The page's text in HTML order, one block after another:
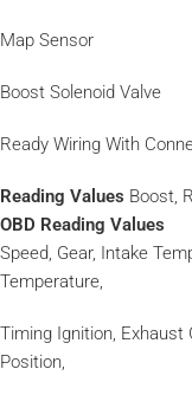
Map Sensor
Boost Solenoid Valve
Ready Wiring With
Reading Values Boost,
OBD Reading Values
Speed, Gear, Intake
Temperature,
Timing Ignition, Exhaust
Position,